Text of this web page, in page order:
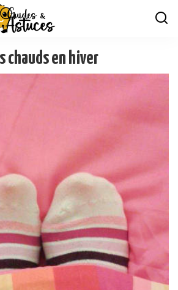
chauds en hiver